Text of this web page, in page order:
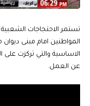
تستمر الاحتجاجات
المواطنين امام مبنى
الاساسية والتي تركزت على
عن العمل.